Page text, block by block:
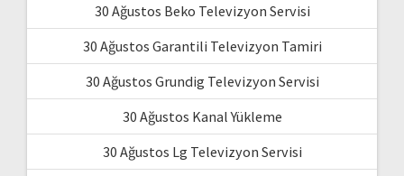
30 Ağustos Beko Televizyon Servisi
30 Ağustos Garantili Televizyon Tamiri
30 Ağustos Grundig Televizyon Servisi
30 Ağustos Kanal Yükleme
30 Ağustos Lg Televizyon Servisi